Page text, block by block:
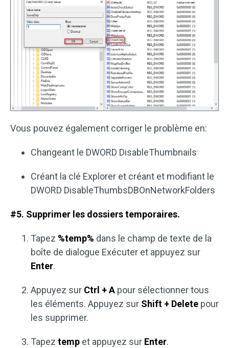
Vous pouvez également corriger le problème en:
Changeant le DWORD DisableThumbnails
Créant la clé Explorer et créant et modifiant le
DWORD DisableThumbsDBOnNetworkFolders
#5. Supprimer les dossiers temporaires.
Tapez %temp% dans le champ de texte de la
boîte de dialogue Exécuter et appuyez sur
Enter.
Appuyez sur Ctrl + A pour sélectionner tous
les éléments. Appuyez sur Shift + Delete pour
les supprimer.
Tapez temp et appuyez sur Enter.